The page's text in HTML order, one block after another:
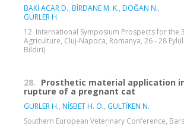
BAKİ ACAR D., BİRDANE M. K., DOĞAN N.,
GÜRLER H.
12. International Symposium Prospects for the
Agriculture, Cluj-Napoca, Romanya, 26 - 28
Bildiri)
28. Prosthetic material application
rupture of a pregnant cat
GÜRLER H., NİSBET H. Ö., GÜLTİKEN N.
Southern European Veterinary Conference,